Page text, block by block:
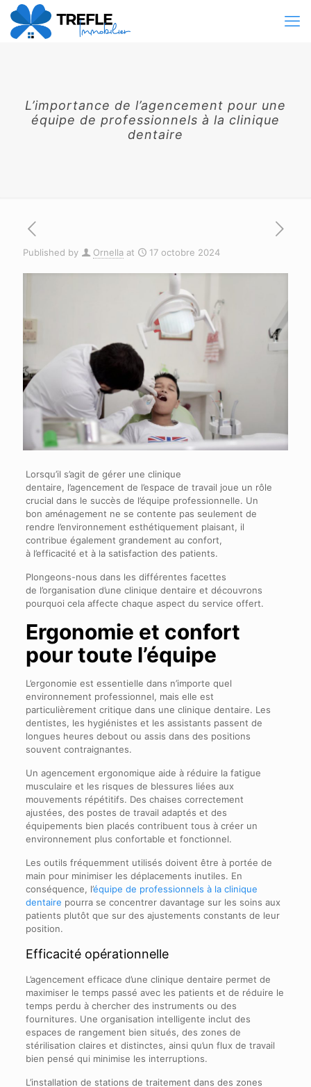
L’importance de l’agencement pour une
équipe de professionnels à la clinique
dentaire
Published by Ornella at 17 octobre 2024
Lorsqu’il s’agit de gérer une clinique
dentaire, l’agencement de l’espace de travail joue un rôle
crucial dans le succès de l’équipe professionnelle. Un
bon aménagement ne se contente pas seulement de
rendre l’environnement esthétiquement plaisant, il
contribue également grandement au confort,
à l’efficacité et à la satisfaction des patients.
Plongeons-nous dans les différentes facettes
de l’organisation d’une clinique dentaire et découvrons
pourquoi cela affecte chaque aspect du service offert.
Ergonomie et confort
pour toute l’équipe
L’ergonomie est essentielle dans n’importe quel
environnement professionnel, mais elle est
particulièrement critique dans une clinique dentaire. Les
dentistes, les hygiénistes et les assistants passent de
longues heures debout ou assis dans des positions
souvent contraignantes.
Un agencement ergonomique aide à réduire la fatigue
musculaire et les risques de blessures liées aux
mouvements répétitifs. Des chaises correctement
ajustées, des postes de travail adaptés et des
équipements bien placés contribuent tous à créer un
environnement plus confortable et fonctionnel.
Les outils fréquemment utilisés doivent être à portée de
main pour minimiser les déplacements inutiles. En
conséquence, l’équipe de professionnels à la clinique
dentaire pourra se concentrer davantage sur les soins aux
patients plutôt que sur des ajustements constants de leur
position.
Efficacité opérationnelle
L’agencement efficace d’une clinique dentaire permet de
maximiser le temps passé avec les patients et de réduire le
temps perdu à chercher des instruments ou des
fournitures. Une organisation intelligente inclut des
espaces de rangement bien situés, des zones de
stérilisation claires et distinctes, ainsi qu’un flux de travail
bien pensé qui minimise les interruptions.
L’installation de stations de traitement dans des zones